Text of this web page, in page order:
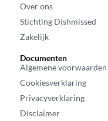
Over ons
Stichting Dishmissed
Zakelijk
Documenten
Algemene voorwaarden
Cookiesverklaring
Privacyverklaring
Disclaimer